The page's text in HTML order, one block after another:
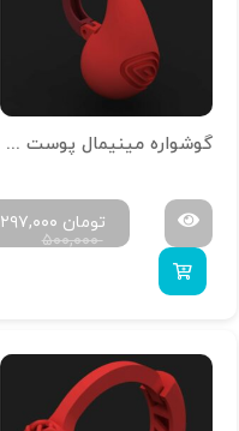
گوشواره مینیمال پوست خور تمام آینه G-M-P-02
۵۰۰,۰۰۰
۲۹۷,۰۰۰ تومان